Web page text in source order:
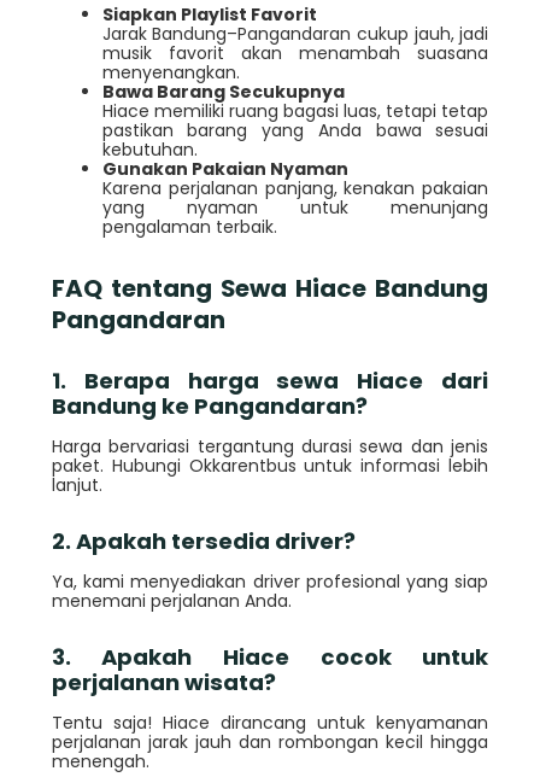
Siapkan Playlist Favorit
Jarak Bandung–Pangandaran cukup jauh, jadi
musik favorit akan menambah suasana
menyenangkan.
Bawa Barang Secukupnya
Hiace memiliki ruang bagasi luas, tetapi tetap
pastikan barang yang Anda bawa sesuai
kebutuhan.
Gunakan Pakaian Nyaman
Karena perjalanan panjang, kenakan pakaian
yang nyaman untuk menunjang
pengalaman terbaik.
FAQ tentang Sewa Hiace Bandung
Pangandaran
1. Berapa harga sewa Hiace dari
Bandung ke Pangandaran?
Harga bervariasi tergantung durasi sewa dan jenis
paket. Hubungi Okkarentbus untuk informasi lebih
lanjut.
2. Apakah tersedia driver?
Ya, kami menyediakan driver profesional yang siap
menemani perjalanan Anda.
3. Apakah Hiace cocok untuk
perjalanan wisata?
Tentu saja! Hiace dirancang untuk kenyamanan
perjalanan jarak jauh dan rombongan kecil hingga
menengah.